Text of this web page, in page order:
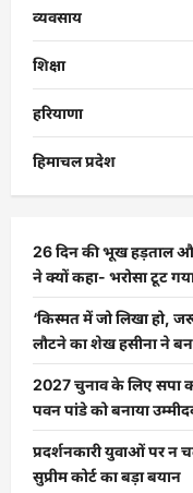
व्यवसाय
शिक्षा
हरियाणा
हिमाचल प्रदेश
26 दिन की भूख हड़ताल
ने क्यों कहा- भरोसा टूट
‘किस्मत में जो लिखा हो,
लौटने का शेख हसीना ने
2027 चुनाव के लिए सपा
पवन पांडे को बनाया
प्रदर्शनकारी युवाओं पर न
सुप्रीम कोर्ट का बड़ा बयान